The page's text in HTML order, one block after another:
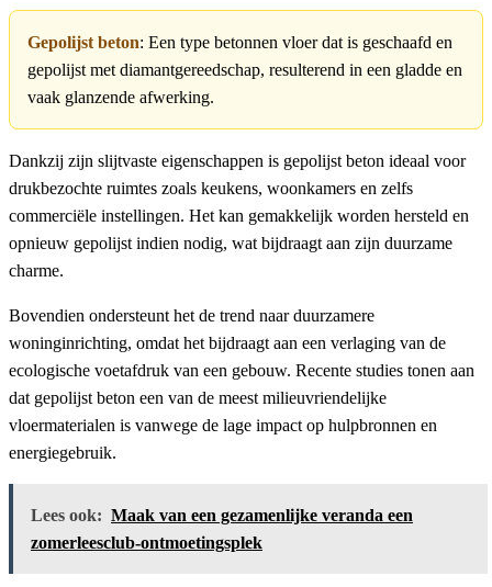
Gepolijst beton: Een type betonnen vloer dat is geschaafd en
gepolijst met diamantgereedschap, resulterend in een gladde en
vaak glanzende afwerking.
Dankzij zijn slijtvaste eigenschappen is gepolijst beton ideaal voor
drukbezochte ruimtes zoals keukens, woonkamers en zelfs
commerciële instellingen. Het kan gemakkelijk worden hersteld en
opnieuw gepolijst indien nodig, wat bijdraagt aan zijn duurzame
charme.
Bovendien ondersteunt het de trend naar duurzamere
woninginrichting, omdat het bijdraagt aan een verlaging van de
ecologische voetafdruk van een gebouw. Recente studies tonen aan
dat gepolijst beton een van de meest milieuvriendelijke
vloermaterialen is vanwege de lage impact op hulpbronnen en
energiegebruik.
Lees ook: Maak van een gezamenlijke veranda een
zomerleesclub-ontmoetingsplek